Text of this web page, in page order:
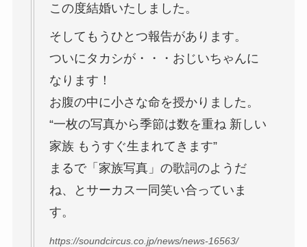
この度結婚いたしました。
そしてもうひとつ報告があります。
ついにタカシが・・・おじいちゃんに
なります！
お腹の中に小さな命を授かりました。
“一枚の写真から季節は数を重ね 新しい
家族 もうすぐ生まれてきます”
まるで「家族写真」の歌詞のようだ
ね、とサーカス一同笑い合っていま
す。
https://soundcircus.co.jp/news/news-16563/